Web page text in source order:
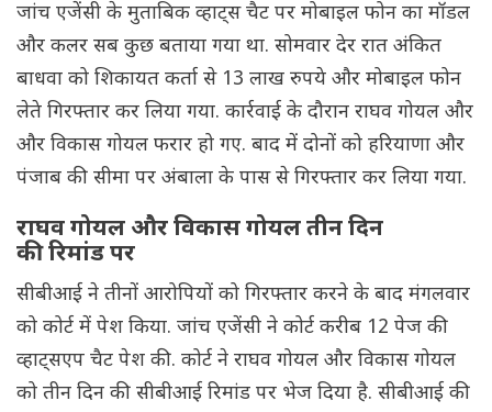
जांच एजेंसी के मुताबिक व्हाट्स चैट पर मोबाइल फोन का मॉडल
और कलर सब कुछ बताया गया था. सोमवार देर रात अंकित
बाधवा को शिकायत कर्ता से 13 लाख रुपये और मोबाइल फोन
लेते गिरफ्तार कर लिया गया. कार्रवाई के दौरान राघव गोयल और
और विकास गोयल फरार हो गए. बाद में दोनों को हरियाणा और
पंजाब की सीमा पर अंबाला के पास से गिरफ्तार कर लिया गया.
राघव गोयल और विकास गोयल तीन दिन
की रिमांड पर
सीबीआई ने तीनों आरोपियों को गिरफ्तार करने के बाद मंगलवार
को कोर्ट में पेश किया. जांच एजेंसी ने कोर्ट करीब 12 पेज की
व्हाट्सएप चैट पेश की. कोर्ट ने राघव गोयल और विकास गोयल
को तीन दिन की सीबीआई रिमांड पर भेज दिया है. सीबीआई की